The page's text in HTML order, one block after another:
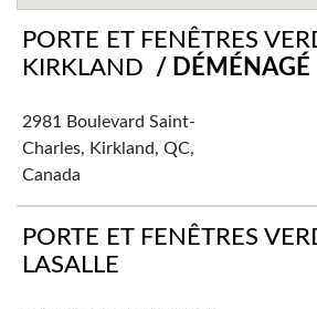
PORTE ET FENÊTRES
KIRKLAND
/ DÉMÉNAGÉ
2981 Boulevard Saint-
Charles, Kirkland, QC,
Canada
PORTE ET FENÊTRES
LASALLE